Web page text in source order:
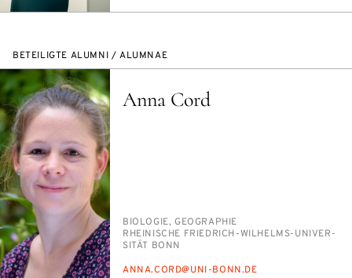
BETEILIGTE ALUMNI / ALUMNAE
Anna Cord
PERSON_RESEARCH_SUBJECT
BIO­LO­GIE, GEO­GRA­PHIE
INSTITUTION
RHEI­NI­SCHE FRIED­RICH-WIL­HELMS-UNI­VER­
SI­TÄT BONN
E-
AN­NA.CORD@UNI-BONN.DE